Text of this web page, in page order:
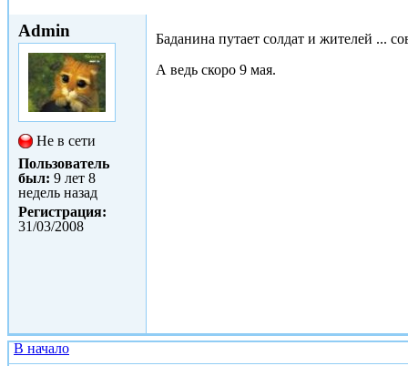
Admin
Не в сети
Пользователь
был: 9 лет 8
недель назад
Регистрация:
31/03/2008
Баданина путает солдат и жителей ...
А ведь скоро 9 мая.
В начало